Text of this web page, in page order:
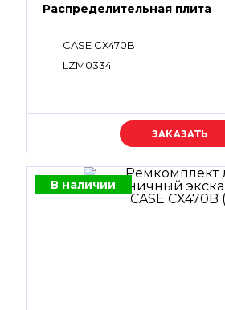
Распределительная плита
CASE CX470B
LZM0334
Уточняйте цену
В наличии